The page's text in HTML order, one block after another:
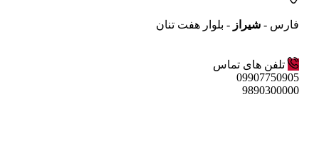
فارس - شیراز - بلوار هفت تنان
تلفن های تماس
09907750905
9890300000